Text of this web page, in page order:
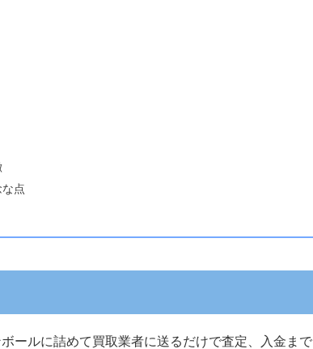
点
ールに詰めて買取業者に送るだけで査定、入金まで